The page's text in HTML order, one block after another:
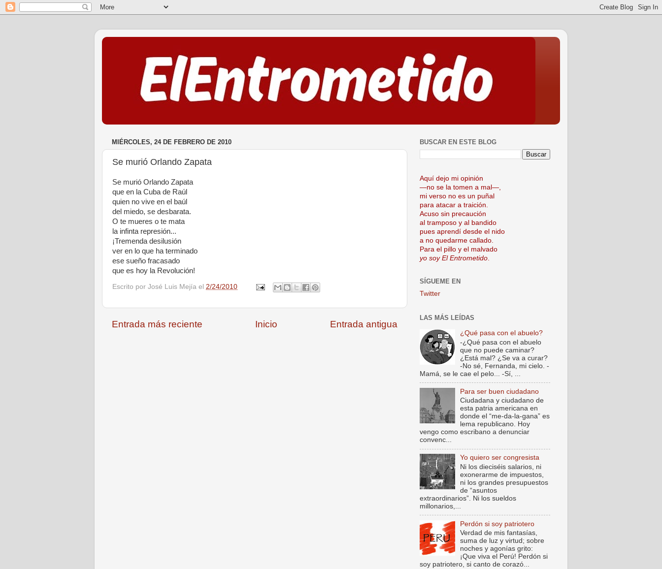
MIÉRCOLES, 24 DE FEBRERO DE 2010
Se murió Orlando Zapata
Se murió Orlando Zapata
que en la Cuba de Raúl
quien no vive en el baúl
del miedo, se desbarata.
O te mueres o te mata
la infinta represión...
¡Tremenda desilusión
ver en lo que ha terminado
ese sueño fracasado
que es hoy la Revolución!
Escrito por José Luis Mejía el 2/24/2010
Entrada más reciente Entrada antigua
Inicio
BUSCAR EN ESTE BLOG
Aquí dejo mi opinión
—no se la tomen a mal—,
mi verso no es un puñal
para atacar a traición.
Acuso sin precaución
al tramposo y al bandido
pues aprendí desde el nido
a no quedarme callado.
Para el pillo y el malvado
yo soy El Entrometido
SÍGUEME EN
Twitter
LAS MÁS LEÍDAS
¿Qué pasa con el abuelo?
-¿Qué pasa con el abuelo
que no puede caminar?
¿Está mal? ¿Se va a curar?
-No sé, Fernanda, mi cielo. -
Mamá, se le cae el pelo... -Sí, ...
Para ser buen ciudadano
Ciudadana y ciudadano de
esta patria americana en
donde el “me-da-la-gana” es
lema republicano. Hoy
vengo como escribano a denunciar
convenc...
Yo quiero ser congresista
Ni los dieciséis salarios, ni
exonerarme de impuestos,
ni los grandes presupuestos
de “asuntos
extraordinarios”. Ni los sueldos
millonarios,...
Perdón si soy patriotero
Verdad de mis fantasías,
suma de luz y virtud; sobre
noches y agonías grito:
¡Que viva el Perú! Perdón si
soy patriotero, si canto de corazó...